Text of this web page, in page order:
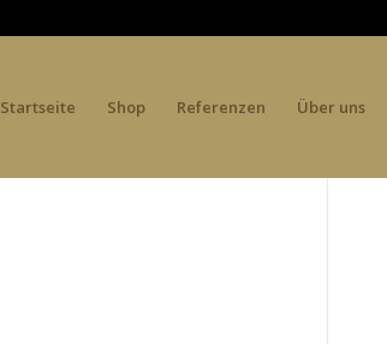
Startseite Shop Referenzen Über uns